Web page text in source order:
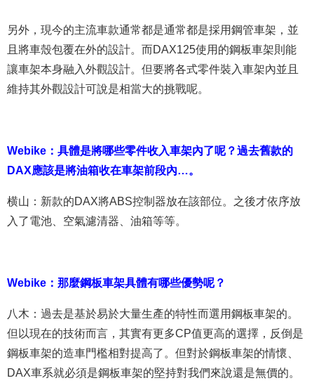
另外，現今的主流車款通常都是通常都是採用鋼管車架，並
且將車殼包覆在外的設計。而DAX125使用的鋼板車架則能
讓車架本身融入外觀設計。但要將各式零件裝入車架內並且
維持其外觀設計可說是相當大的挑戰呢。
Webike：具體是將哪些零件收入車架內了呢？過去舊款的
DAX應該是將油箱收在車架前段內…。
横山：新款的DAX將ABS控制器放在該部位。之後才依序放
入了電池、空氣濾清器、油箱等等。
Webike：那麼鋼板車架具體有哪些優勢呢？
八木：過去是基於易於大量生產的特性而選用鋼板車架的。
但以現在的技術而言，其實有更多CP值更高的選擇，反倒是
鋼板車架的造車門檻相對提高了。但對於鋼板車架的情懷、
DAX車系就必須是鋼板車架的堅持對我們來說還是無價的。